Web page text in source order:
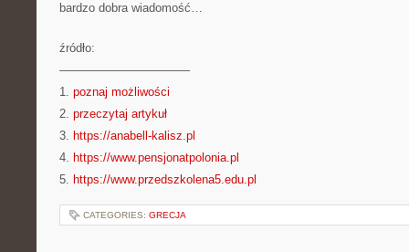
bardzo dobra wiadomość…
źródło:
———————————
1. poznaj możliwości
2. przeczytaj artykuł
3. https://anabell-kalisz.pl
4. https://www.pensjonatpolonia.pl
5. https://www.przedszkolena5.edu.pl
CATEGORIES: GRECJA